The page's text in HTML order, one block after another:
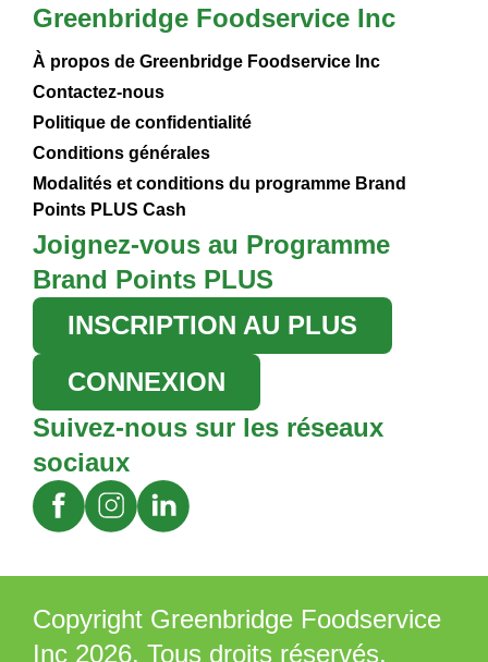
Greenbridge Foodservice Inc
À propos de Greenbridge Foodservice Inc
Contactez-nous
Politique de confidentialité
Conditions générales
Modalités et conditions du programme Brand
Points PLUS Cash
Joignez-vous au Programme
Brand Points PLUS
INSCRIPTION AU PLUS
CONNEXION
Suivez-nous sur les réseaux
sociaux
Copyright Greenbridge Foodservice
Inc 2026. Tous droits réservés.